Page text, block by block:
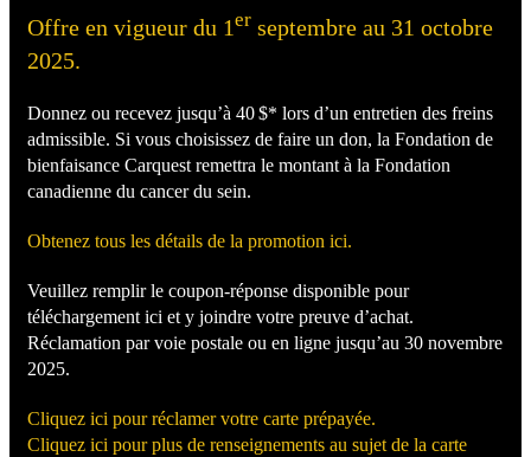
Offre en vigueur du 1er septembre au 31 octobre
2025.
Donnez ou recevez jusqu’à 40 $* lors d’un entretien des freins
admissible. Si vous choisissez de faire un don, la Fondation de
bienfaisance Carquest remettra le montant à la Fondation
canadienne du cancer du sein.
Obtenez tous les détails de la promotion ici.
Veuillez remplir le coupon-réponse disponible pour
téléchargement ici et y joindre votre preuve d’achat.
Réclamation par voie postale ou en ligne jusqu’au 30 novembre
2025.
Cliquez ici pour réclamer votre carte prépayée.
Cliquez ici pour plus de renseignements au sujet de la carte